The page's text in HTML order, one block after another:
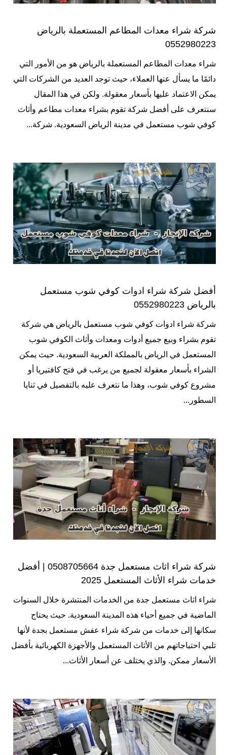
شركة شراء معدات المطاعم المستعملة بالرياض
0552980223
شراء معدات المطاعم المستعملة بالرياض هو من الأمور التي
دائمًا ما يسأل عنها العملاء، حيث توجد العديد من الشركات التي
يمكن الاعتماد عليها بأسعار معقولة. ولكن في هذا المقال
سنتعرف على أفضل شركة تقوم بشراء معدات مطاعم وأثاث
كوفي شوب مستعمل في مدينة الرياض السعودية. شركة...
أفضل شركة شراء ادوات كوفي شوب مستعمل
بالرياض 0552980223
شركة شراء ادوات كوفي شوب مستعمل بالرياض هي شركة
تقوم بشراء وبيع جميع أدوات ومعدات وأثاث الكوفي شوب
المستعمل في الرياض بالمملكة العربية السعودية. حيث يمكن
الشراء بأسعار معقولة لجميع من يرغب في فتح كافتيريا أو
مشروع كوفي شوب، وهذا ما نتعرف عليه بالتفصيل في ثنايا
السطور...
شركة شراء اثاث مستعمل جدة 0508705664 | أفضل
خدمات شراء الأثاث المستعمل 2025
شراء اثاث مستعمل جدة من الخدمات المنتشرة خلال السنوات
الماضية في جميع أحياء هذه المدينة السعودية. حيث يحتاج
سكانها إلى خدمات من شركة شراء عفش مستعمل بجدة لأنها
تلبي احتياجاتهم من الأثاث المستعمل والأجهزة الكهربائية بأفضل
الأسعار ممكن. والذي يختلف عن أسعار الأثاث...